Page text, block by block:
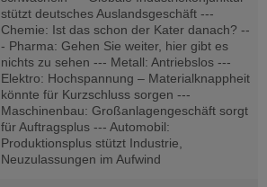
stützt deutsches Auslandsgeschäft ---
Chemie: Ist das schon der Kater danach? --
- Pharma: Gehen Sie weiter, hier gibt es
nichts zu sehen --- Metall: Antriebslos ---
Elektro: Hochspannung – Materialknappheit
könnte für Kurzschluss sorgen ---
Maschinenbau: Großanlagengeschäft sorgt
für Auftragsplus --- Automobil:
Produktionsplus stützt Industrie,
Neuzulassungen im Aufwind